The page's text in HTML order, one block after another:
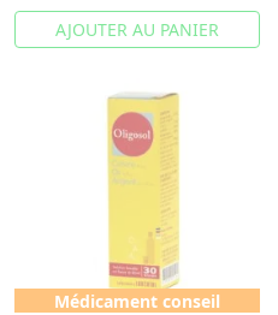
AJOUTER AU PANIER
Médicament conseil